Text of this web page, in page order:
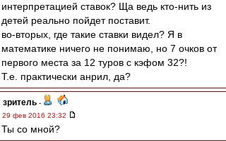
интерпретацией ставок? Ща ведь кто-нить из
детей реально пойдет поставит.
во-вторых, где такие ставки видел? Я в
математике ничего не понимаю, но 7 очков от
первого места за 12 туров с кэфом 32?!
Т.е. практически анрил, да?
зpитель -
29 фев 2016 23:32
Ты со мной?